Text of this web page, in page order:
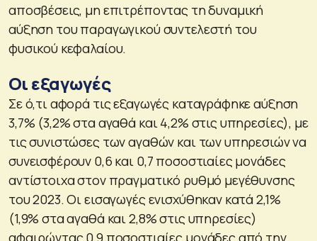
αποσβέσεις, μη επιτρέποντας τη δυναμική
αύξηση του παραγωγικού συντελεστή του
φυσικού κεφαλαίου.
Οι εξαγωγές
Σε ό,τι αφορά τις εξαγωγές καταγράφηκε αύξηση
3,7% (3,2% στα αγαθά και 4,2% στις υπηρεσίες), με
τις συνιστώσες των αγαθών και των υπηρεσιών να
συνεισφέρουν 0,6 και 0,7 ποσοστιαίες μονάδες
αντίστοιχα στον πραγματικό ρυθμό μεγέθυνσης
του 2023. Οι εισαγωγές ενισχύθηκαν κατά 2,1%
(1,9% στα αγαθά και 2,8% στις υπηρεσίες)
αφαιρώντας 0,9 ποσοστιαίες μονάδες από την